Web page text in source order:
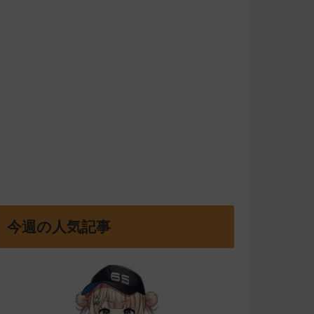
今週の人気記事